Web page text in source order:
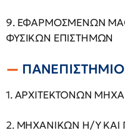
9. ΕΦΑΡΜΟΣΜΕΝΩΝ
ΦΥΣΙΚΩΝ ΕΠΙΣΤΗΜΩΝ
1. ΑΡΧΙΤΕΚΤΟΝΩΝ
2. ΜΗΧΑΝΙΚΩΝ Η/Υ